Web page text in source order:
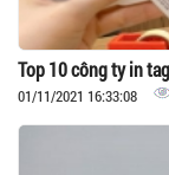
Top 10 công ty in
01/11/2021 16:33:08